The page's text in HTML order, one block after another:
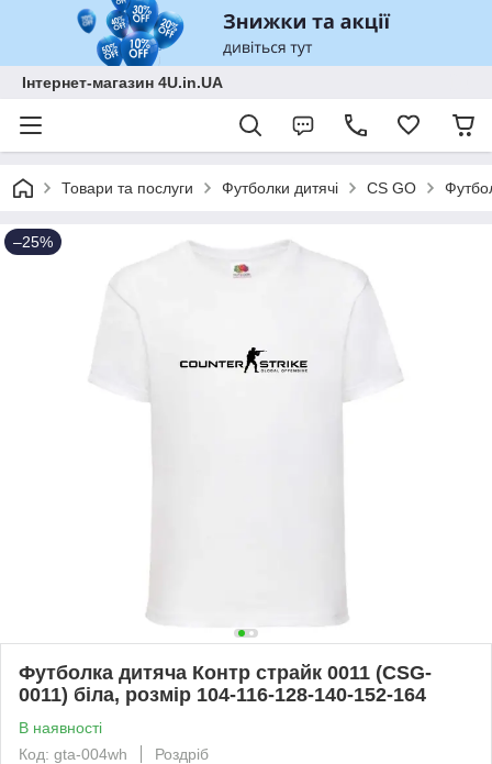
Інтернет-магазин 4U.in.UA
Товари та послуги Футболки дитячі CS GO
–25%
Футболка дитяча Контр страйк 0011 (CSG-
0011) біла, розмір 104-116-128-140-152-164
В наявності
Код: gta-004wh
Роздріб